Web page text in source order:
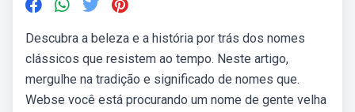
Descubra a beleza e a história por trás dos nomes
clássicos que resistem ao tempo. Neste artigo,
mergulhe na tradição e significado de nomes que.
Webse você está procurando um nome de gente velha